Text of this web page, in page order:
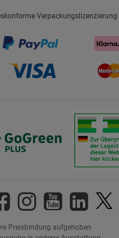
Verpackungslizenzierung
Preisbindung aufgehoben